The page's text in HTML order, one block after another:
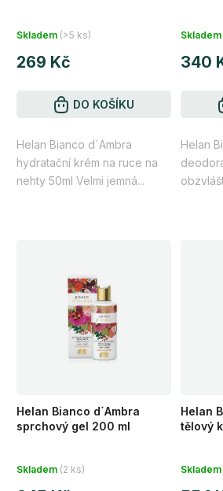
hodnocení
produktu
5
hvězdiček.
Skladem (>5 ks)
269 Kč
DO KOŠÍKU
Helan Bianco d´Ambra
hydratační krém na ruce na
nehty 50ml Velmi jemná...
5
Skladem
340
Helan
Helan Bianco d´Ambra
sprchový gel 200 ml
hodnocení
Skladem (2 ks)
Helan
tělový
Skladem